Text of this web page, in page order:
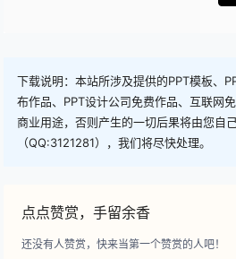
下载说明：本站所涉及提供的PPT模板、
布作品、PPT设计公司免费作品、互联网
商业用途，否则产生的一切后果将由您自
（QQ:3121281），我们将尽快处理。
点点赞赏，手留余香
还没有人赞赏，快来当第一个赞赏的人吧！